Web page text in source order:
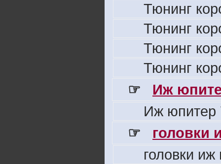
Тюнинг
Тюнинг
Тюнинг
Тюнинг
☞
Иж
Иж юпитер
☞
головки
головки